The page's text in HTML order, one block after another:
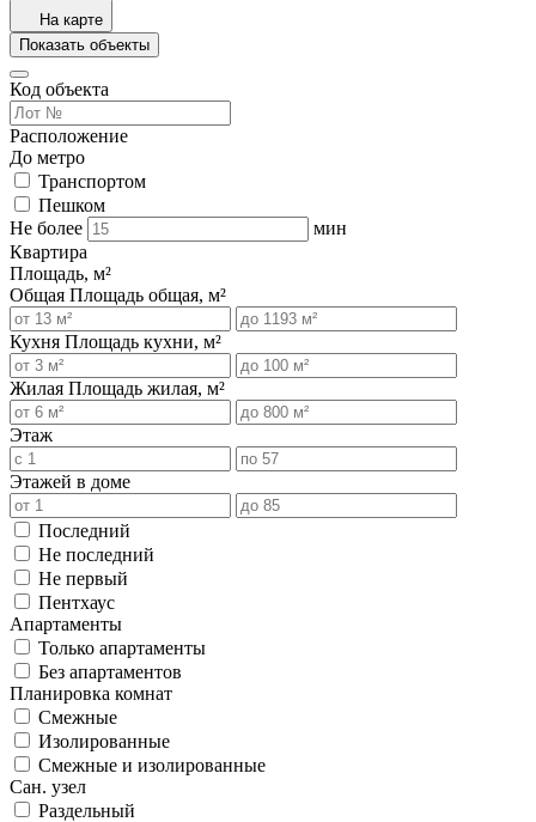
На карте
Показать объекты
Код объекта
Расположение
До метро
Транспортом
Пешком
Не более
мин
Квартира
Площадь, м²
Общая Площадь общая, м²
Кухня Площадь кухни, м²
Жилая Площадь жилая, м²
Этаж
Этажей в доме
Последний
Не последний
Не первый
Пентхаус
Апартаменты
Только апартаменты
Без апартаментов
Планировка комнат
Смежные
Изолированные
Смежные и изолированные
Сан. узел
Раздельный